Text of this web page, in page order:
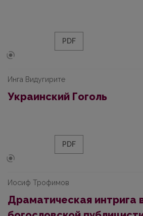
PDF
Инга Видугирите
Украинский Гоголь
PDF
Иосиф Трофимов
Драматическая интрига